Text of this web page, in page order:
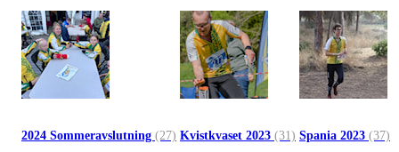
2024 Sommeravslutning (27) Kvistkvaset 2023 (31) Spania 2023 (37)